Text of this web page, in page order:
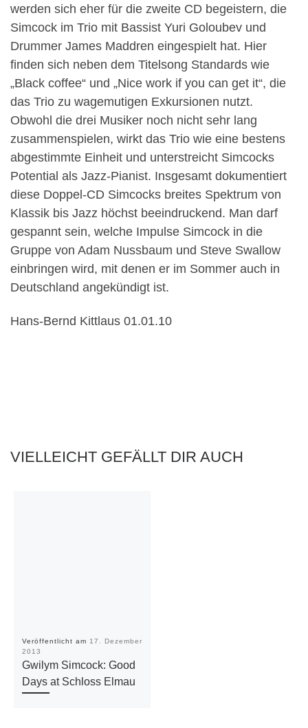
werden sich eher für die zweite CD begeistern, die
Simcock im Trio mit Bassist Yuri Goloubev und
Drummer James Maddren eingespielt hat. Hier
finden sich neben dem Titelsong Standards wie
„Black coffee“ und „Nice work if you can get it“, die
das Trio zu wagemutigen Exkursionen nutzt.
Obwohl die drei Musiker noch nicht sehr lang
zusammenspielen, wirkt das Trio wie eine bestens
abgestimmte Einheit und unterstreicht Simcocks
Potential als Jazz-Pianist. Insgesamt dokumentiert
diese Doppel-CD Simcocks breites Spektrum von
Klassik bis Jazz höchst beeindruckend. Man darf
gespannt sein, welche Impulse Simcock in die
Gruppe von Adam Nussbaum und Steve Swallow
einbringen wird, mit denen er im Sommer auch in
Deutschland angekündigt ist.
Hans-Bernd Kittlaus 01.01.10
VIELLEICHT GEFÄLLT DIR AUCH
Veröffentlicht am 17. Dezember
2013
Gwilym Simcock: Good
Days at Schloss Elmau